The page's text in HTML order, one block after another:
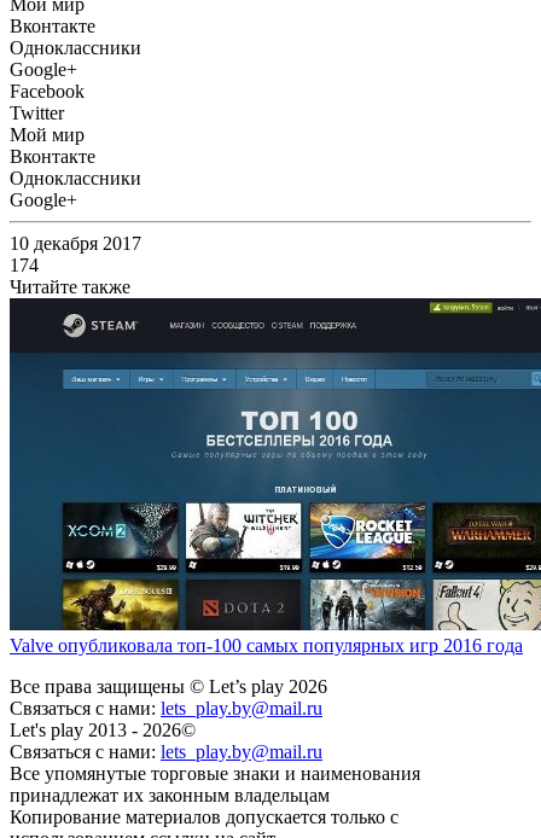
Вконтакте
Одноклассники
Google+
Facebook
Twitter
Мой мир
Вконтакте
Одноклассники
Google+
10 декабря 2017
174
Читайте также
Valve опубликовала топ-100 самых популярных игр 2016 года
Все права защищены © Let’s play 2026
Связаться с нами: lets_play.by@mail.ru
Let's play 2013 - 2026©
Связаться с нами: lets_play.by@mail.ru
Все упомянутые торговые знаки и наименования
принадлежат их законным владельцам
Копирование материалов допускается только с